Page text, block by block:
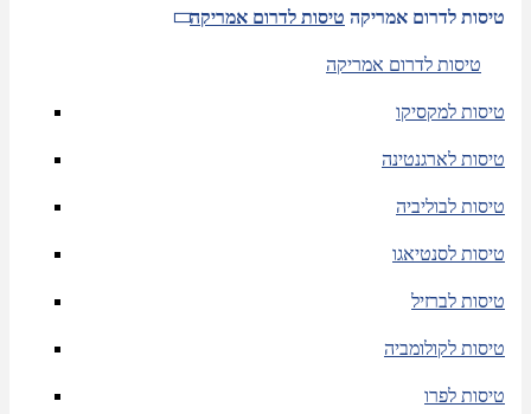
טיסות לדרום אמריקה טיסות לדרום אמריקה
טיסות לדרום אמריקה
טיסות למקסיקו
טיסות לארגנטינה
טיסות לבוליביה
טיסות לסנטיאגו
טיסות לברזיל
טיסות לקולומביה
טיסות לפרו